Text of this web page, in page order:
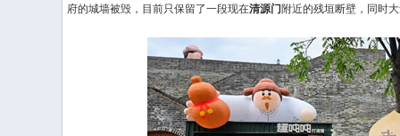
府的城墙被毁，目前只保留了一段现在清源门 附近的残垣断壁，同时